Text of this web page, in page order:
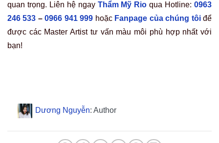
quan trọng. Liên hệ ngay Thẩm Mỹ Rio qua Hotline:0963
246 533 –0966 941 999 hoặc Fanpage của chúng tôiđể
được các Master Artist tư vấn màu môi phù hợp nhất với
bạn!
Dương Nguyễn: Author